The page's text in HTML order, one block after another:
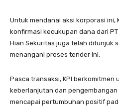
Untuk mendanai aksi korporasi ini,
konfirmasi kecukupan dana dari PT
Hian Sekuritas juga telah ditunjuk
menangani proses tender ini.
Pasca transaksi, KPI berkomitmen
keberlanjutan dan pengembangan
mencapai pertumbuhan positif